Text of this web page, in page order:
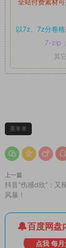
全站付费素材
以7z、7z分卷格
7-zip
其
美羊羊
上一篇
抖音“伤感d欣”：又
风暴！
百度网盘
点我 每